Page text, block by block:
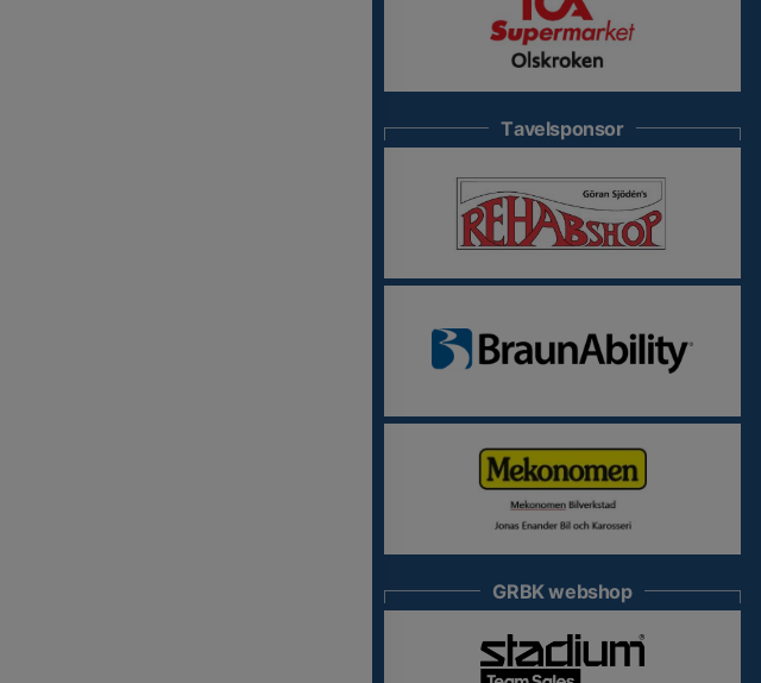
Tavelsponsor
GRBK webshop